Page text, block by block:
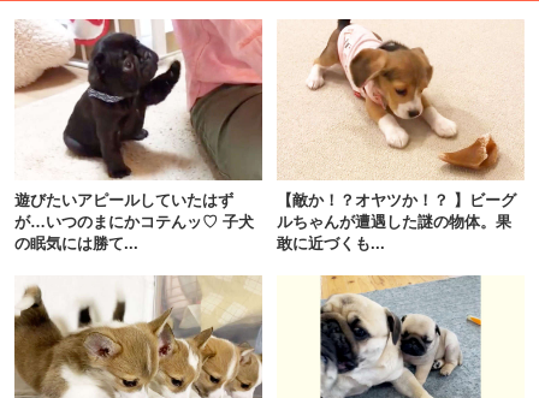
遊びたいアピールしていたはず
が…いつのまにかコテんッ♡ 子犬
の眠気には勝て...
【敵か！？オヤツか！？ 】ビーグ
ルちゃんが遭遇した謎の物体。果
敢に近づくも...
PECOアプリをダウンロード済みの方
アプリで開く